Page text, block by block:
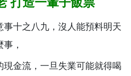
事十之八九，沒人能預料明天
，
現金流，一旦失業可能就得喝